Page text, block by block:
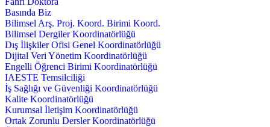
Basında Biz
Bilimsel Arş. Proj. Koord. Birimi Koord.
Bilimsel Dergiler Koordinatörlüğü
Dış İlişkiler Ofisi Genel Koordinatörlüğü
Dijital Veri Yönetim Koordinatörlüğü
Engelli Öğrenci Birimi Koordinatörlüğü
IAESTE Temsilciliği
İş Sağlığı ve Güvenliği Koordinatörlüğü
Kalite Koordinatörlüğü
Kurumsal İletişim Koordinatörlüğü
Ortak Zorunlu Dersler Koordinatörlüğü